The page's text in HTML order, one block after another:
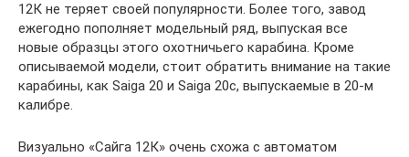
12К не теряет своей популярности. Более того, завод
ежегодно пополняет модельный ряд, выпуская все
новые образцы этого охотничьего карабина. Кроме
описываемой модели, стоит обратить внимание на такие
карабины, как Saiga 20 и Saiga 20с, выпускаемые в 20-м
калибре.
Визуально «Сайга 12К» очень схожа с автоматом